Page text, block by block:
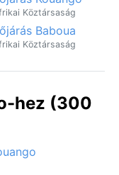
Köztársaság
Baboua
Köztársaság
hez (300